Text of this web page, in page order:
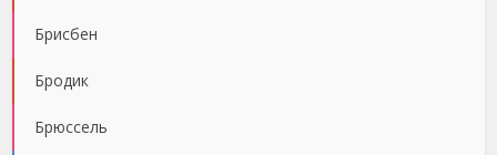
Брисбен
Бродик
Брюссель